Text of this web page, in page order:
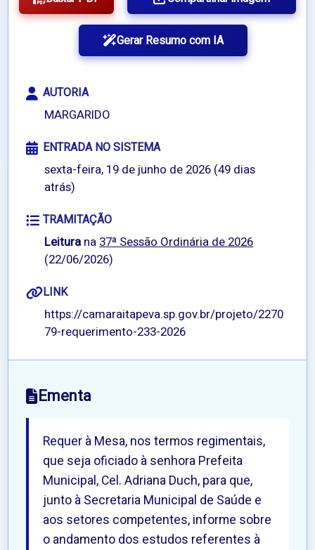
Gerar Resumo com IA
AUTORIA
MARGARIDO
ENTRADA NO SISTEMA
sexta-feira, 19 de junho de 2026 (49 dias
atrás)
TRAMITAÇÃO
Leitura na37ª Sessão Ordinária de 2026
(22/06/2026)
LINK
https://camaraitapeva.sp.gov.br/projeto/2270
79-requerimento-233-2026
Ementa
Requer à Mesa, nos termos regimentais,
que seja oficiado à senhora Prefeita
Municipal, Cel. Adriana Duch, para que,
junto à Secretaria Municipal de Saúde e
aos setores competentes, informe sobre
o andamento dos estudos referentes à